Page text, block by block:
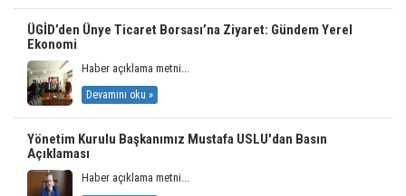
ÜGİD’den Ünye Ticaret Borsası’na Ziyaret: Gündem Yerel
Ekonomi
Haber açıklama metni...
Devamını oku »
Yönetim Kurulu Başkanımız Mustafa USLU'dan Basın
Açıklaması
Haber açıklama metni...